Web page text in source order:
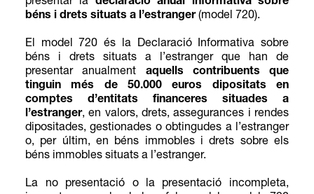
béns i drets situats a l’estranger(model 720).
El model 720 és la Declaració Informativa sobre
béns i drets situats a l’estranger que han de
presentar anualment aquells contribuents que
tinguin més de 50.000 euros dipositats en
comptes d’entitats financeres situades a
l’estranger, en valors, drets, assegurances i rendes
dipositades, gestionades o obtingudes a l’estranger
o, per últim, en béns immobles i drets sobre els
béns immobles situats a l’estranger.
La no presentació o la presentació incompleta,